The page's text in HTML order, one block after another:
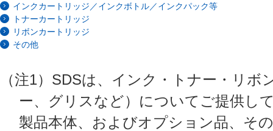
インクカートリッジ／インクボトル／インクパック等
トナーカートリッジ
リボンカートリッジ
その他
（注1）SDSは、インク・トナー・リ
ー、グリスなど）についてご提供し
製品本体、およびオプション品、そ